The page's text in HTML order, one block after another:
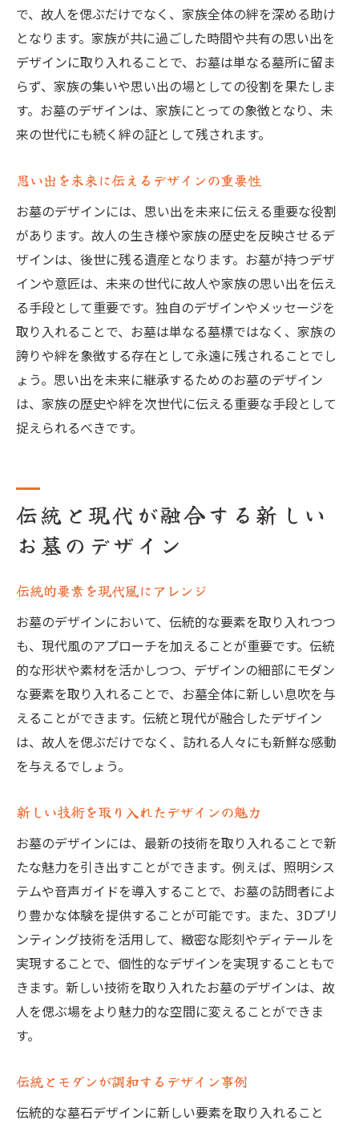
で、故人を偲ぶだけでなく、家族全体の絆を深める助け
となります。家族が共に過ごした時間や共有の思い出を
デザインに取り入れることで、お墓は単なる墓所に留ま
らず、家族の集いや思い出の場としての役割を果たしま
す。お墓のデザインは、家族にとっての象徴となり、未
来の世代にも続く絆の証として残されます。
思い出を未来に伝えるデザインの重要性
お墓のデザインには、思い出を未来に伝える重要な役割
があります。故人の生き様や家族の歴史を反映させるデ
ザインは、後世に残る遺産となります。お墓が持つデザ
インや意匠は、未来の世代に故人や家族の思い出を伝え
る手段として重要です。独自のデザインやメッセージを
取り入れることで、お墓は単なる墓標ではなく、家族の
誇りや絆を象徴する存在として永遠に残されることでし
ょう。思い出を未来に継承するためのお墓のデザイン
は、家族の歴史や絆を次世代に伝える重要な手段として
捉えられるべきです。
伝統と現代が融合する新しい
お墓のデザイン
伝統的要素を現代風にアレンジ
お墓のデザインにおいて、伝統的な要素を取り入れつつ
も、現代風のアプローチを加えることが重要です。伝統
的な形状や素材を活かしつつ、デザインの細部にモダン
な要素を取り入れることで、お墓全体に新しい息吹を与
えることができます。伝統と現代が融合したデザイン
は、故人を偲ぶだけでなく、訪れる人々にも新鮮な感動
を与えるでしょう。
新しい技術を取り入れたデザインの魅力
お墓のデザインには、最新の技術を取り入れることで新
たな魅力を引き出すことができます。例えば、照明シス
テムや音声ガイドを導入することで、お墓の訪問者によ
り豊かな体験を提供することが可能です。また、3Dプリ
ンティング技術を活用して、緻密な彫刻やディテールを
実現することで、個性的なデザインを実現することもで
きます。新しい技術を取り入れたお墓のデザインは、故
人を偲ぶ場をより魅力的な空間に変えることができま
す。
伝統とモダンが調和するデザイン事例
伝統的な墓石デザインに新しい要素を取り入れること